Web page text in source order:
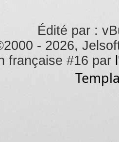
Édité par :
- 2026,
française #16 par